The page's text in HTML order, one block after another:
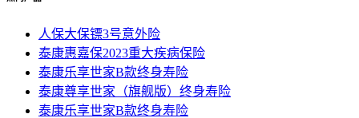
人保大保镖3号意外险
泰康惠嘉保2023重大疾病保险
泰康乐享世家B款终身寿险
泰康尊享世家（旗舰版）终身寿险
泰康乐享世家B款终身寿险